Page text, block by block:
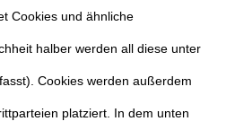
Cookies und ähnliche
halber werden all diese unter
Cookies werden außerdem
platziert. In dem unten